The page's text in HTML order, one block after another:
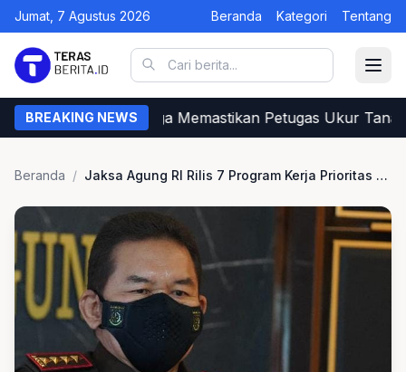
Jumat, 7 Agustus 2026 Beranda Kategori Tentang
BREAKING NEWS
Begini Cara Warga Memastikan Petugas Ukur Tanah
Beranda / Jaksa Agung RI Rilis 7 Program Kerja Prioritas Kejaksaan 2022